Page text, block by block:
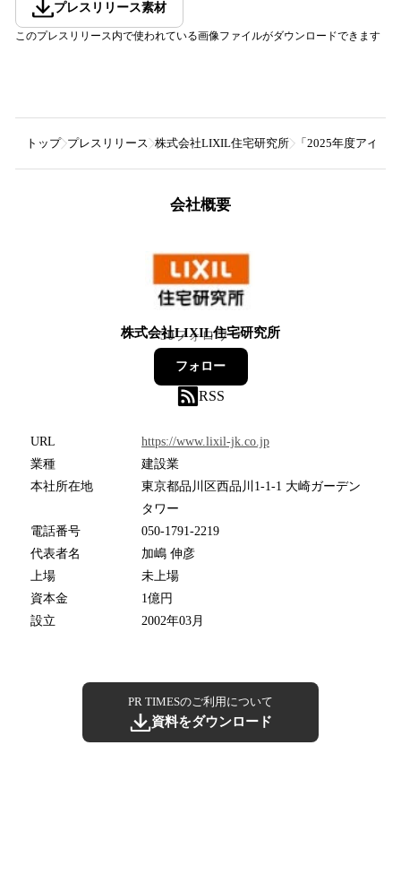
プレスリリース素材
このプレスリリース内で使われている画像ファイルがダウンロードできます
トップ プレスリリース 株式会社LIXIL住宅研究所 「2025年度アイフ
会社概要
株式会社LIXIL住宅研究所
30フォロワー
フォロー
RSS
URL
https://www.lixil-jk.co.jp
業種
建設業
本社所在地
東京都品川区西品川1-1-1 大崎ガーデン
タワー
電話番号
050-1791-2219
代表者名
加嶋 伸彦
上場
未上場
資本金
1億円
設立
2002年03月
PR TIMESのご利用について
資料をダウンロード